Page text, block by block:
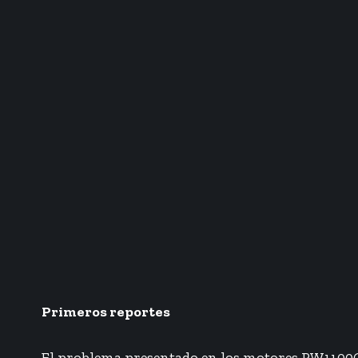
Primeros reportes